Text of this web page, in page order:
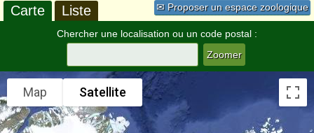
✉ Proposer un espace zoologique
Carte Liste
Chercher une localisation ou un code postal :
Map Satellite